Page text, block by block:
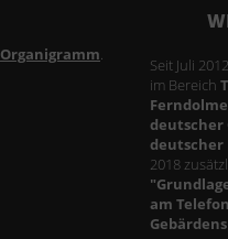
Organigramm.
Seit Juli
im Bereich
deutscher
deutscher
2018
am